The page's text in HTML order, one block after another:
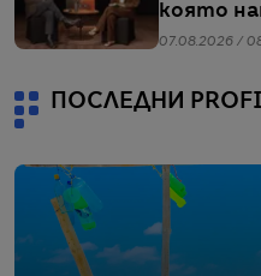
която
07.08.2026 /
ПОСЛЕДНИ